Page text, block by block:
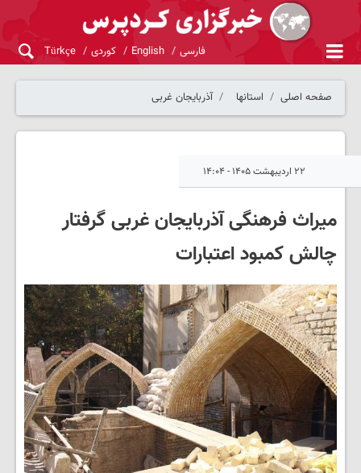
فارسی English کوردی Türkçe
صفحه اصلی استانها آذربایجان غربی
۲۲ اردیبهشت ۱۴۰۵ - ۱۴:۰۴
میراث فرهنگی آذربایجان غربی گرفتار
چالش کمبود اعتبارات